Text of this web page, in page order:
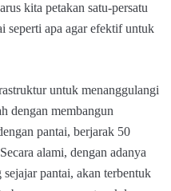
kita petakan satu-persatu
seperti apa agar efektif untuk
untuk menanggulangi
dengan membangun
pantai, berjarak 50
alami, dengan adanya
pantai, akan terbentuk